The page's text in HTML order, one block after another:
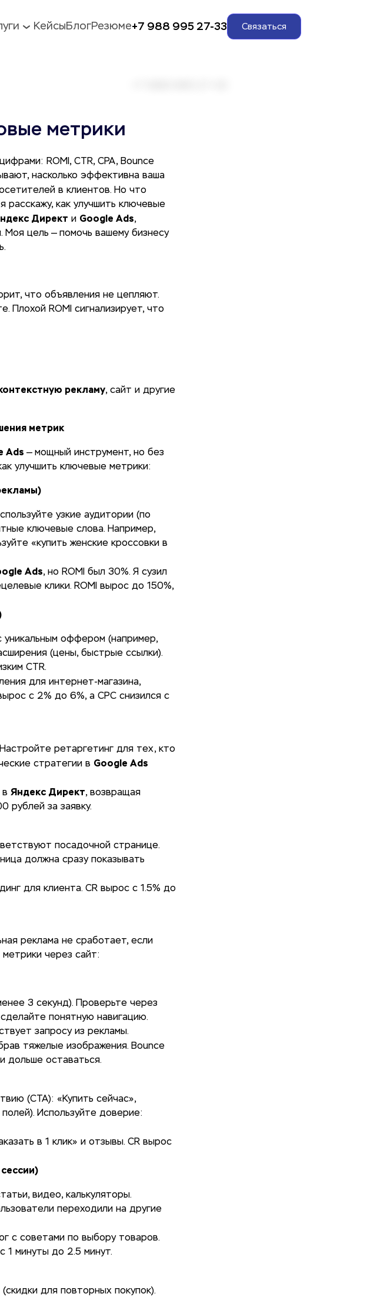
КейсыБлогРезюме+7 988 995 27-33 Связаться
метрики
ROMI, CTR, CPA, Bounce
насколько эффективна ваша
в клиентов. Но что
как улучшить ключевые
Директ и Google Ads,
Моя цель — помочь вашему бизнесу
что объявления не цепляют.
Плохой ROMI сигнализирует, что
рекламу, сайт и другие
метрик
Ads — мощный инструмент, но без
улучшить ключевые метрики:
узкие аудитории (по
ключевые слова. Например,
«купить женские кроссовки в
Ads, но ROMI был 30%. Я сузил
клики. ROMI вырос до 150%,
оффером (например,
(цены, быстрые ссылки).
CTR.
для интернет-магазина,
с 2% до 6%, а CPC снизился с
ретаргетинг для тех, кто
стратегии в Google Ads
в Яндекс Директ, возвращая
рублей за заявку.
посадочной странице.
должна сразу показывать
для клиента. CR вырос с 1.5% до
реклама не сработает, если
через сайт:
3 секунд). Проверьте через
понятную навигацию.
запросу из рекламы.
тяжелые изображения. Bounce
дольше оставаться.
(CTA): «Купить сейчас»,
Используйте доверие:
в 1 клик» и отзывы. CR вырос
видео, калькуляторы.
переходили на другие
с советами по выбору товаров.
1 минуты до 2.5 минут.
для повторных покупок).